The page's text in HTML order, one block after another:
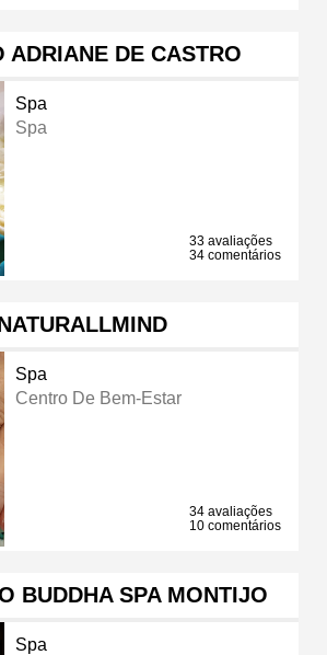
ADRIANE DE CASTRO
Spa
Spa
33 avaliações
34 comentários
Spa
Centro De Bem-Estar
34 avaliações
10 comentários
BUDDHA SPA MONTIJO
Spa